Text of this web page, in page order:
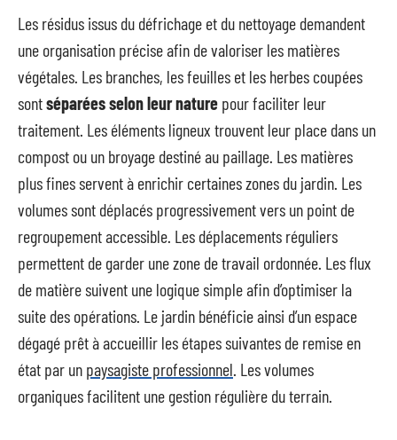
Les résidus issus du défrichage et du nettoyage demandent
une organisation précise afin de valoriser les matières
végétales. Les branches, les feuilles et les herbes coupées
sontséparées selon leur nature pour faciliter leur
traitement. Les éléments ligneux trouvent leur place dans un
compost ou un broyage destiné au paillage. Les matières
plus fines servent à enrichir certaines zones du jardin. Les
volumes sont déplacés progressivement vers un point de
regroupement accessible. Les déplacements réguliers
permettent de garder une zone de travail ordonnée. Les flux
de matière suivent une logique simple afin d’optimiser la
suite des opérations. Le jardin bénéficie ainsi d’un espace
dégagé prêt à accueillir les étapes suivantes de remise en
état par un paysagiste professionnel . Les volumes
organiques facilitent une gestion régulière du terrain.